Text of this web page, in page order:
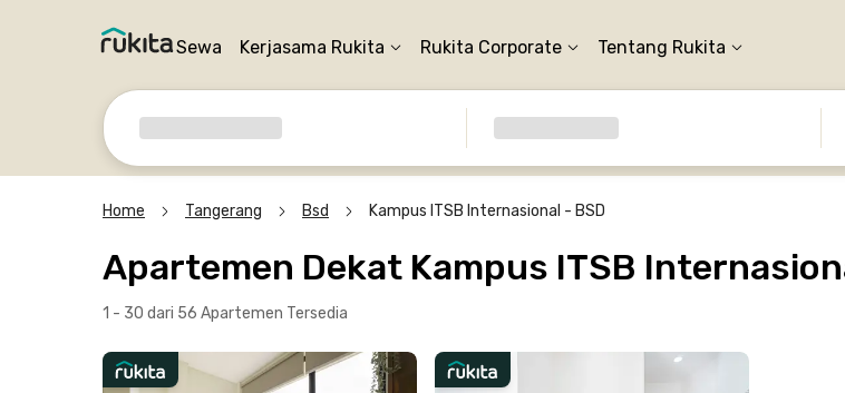
Sewa Kerjasama Rukita Rukita Corporate Tentang Rukita
Home Tangerang Bsd Kampus ITSB Internasional - BSD
Apartemen Dekat Kampus ITSB
1 - 30 dari 56 Apartemen Tersedia